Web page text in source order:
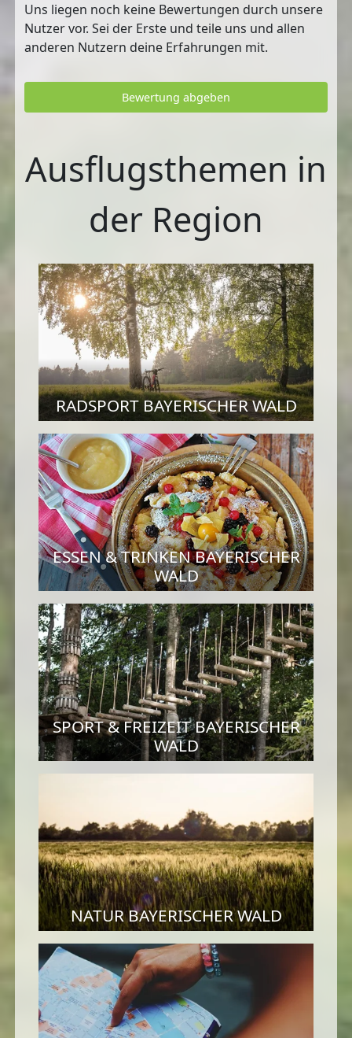
Uns liegen noch keine Bewertungen durch unsere
Nutzer vor. Sei der Erste und teile uns und allen
anderen Nutzern deine Erfahrungen mit.
Bewertung abgeben
Ausflugsthemen in
der Region
RADSPORT BAYERISCHER WALD
ESSEN & TRINKEN BAYERISCHER
WALD
SPORT & FREIZEIT BAYERISCHER
WALD
NATUR BAYERISCHER WALD